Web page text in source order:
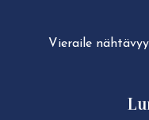
Vieraile